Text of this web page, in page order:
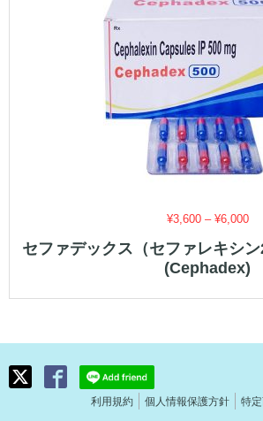
¥3,600 –¥6,000価
帯:
セファデックス（セファレキシ
(Cephadex)
利用規約 個人情報保護方針 特